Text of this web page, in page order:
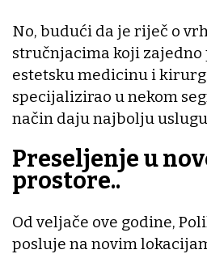
No, budući da je riječ o
stručnjacima koji
estetsku medicinu i
specijalizirao u nekom
način daju najbolju
Preseljenje u
prostore..
Od veljače ove godine,
posluje na novim